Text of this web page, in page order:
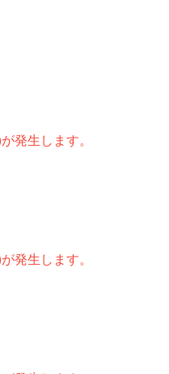
発生します。
発生します。